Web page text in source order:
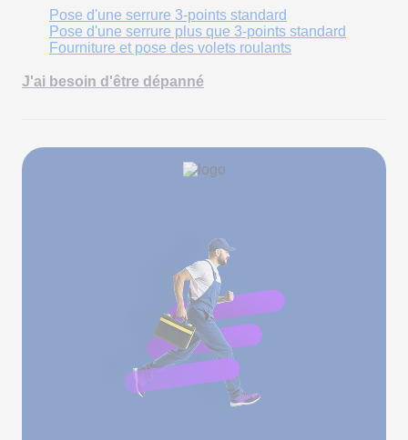
Pose d'une serrure 3-points standard
Pose d'une serrure plus que 3-points standard
Fourniture et pose des volets roulants
J'ai besoin d'être dépanné